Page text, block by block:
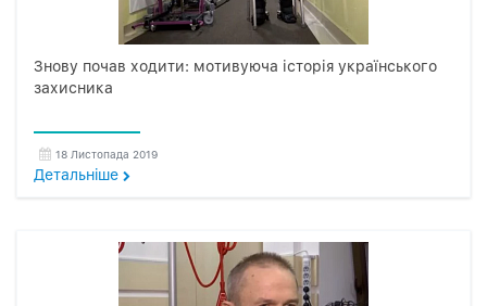
Знову почав ходити: мотивуюча історія українського
захисника
18 Листопада 2019
Детальнiше